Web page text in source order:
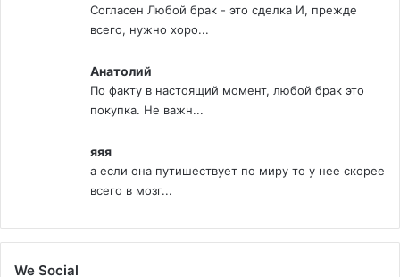
Согласен Любой брак - это сделка И, прежде
всего, нужно хоро...
Анатолий
По факту в настоящий момент, любой брак это
покупка. Не важн...
яяя
а если она путишествует по миру то у нее скорее
всего в мозг...
We Social